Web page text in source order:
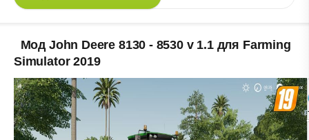
Мод John Deere 8130 - 8530 v 1.1 для Farming
Simulator 2019